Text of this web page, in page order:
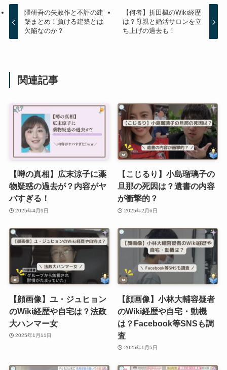
隈研吾の失敗作と不評の建
築まとめ！負ける建築とは
欠陥なのか？
【何者】折田楓のWiki経歴
は？母親と婚活サロンを立
ち上げの過去も！
関連記事
【噂の真相】広末涼子に薬
物疑惑の過去が？内容がヤ
バすぎる！
2025年4月9日
【こじるり】小島瑠璃子の
旦那の死因は？遺書の内容
が衝撃的？
2025年2月6日
【顔画像】ユ・ジュヒョン
のWiki経歴や自宅は？法政
大ハンマー女
2025年1月11日
【顔画像】小林大輔容疑者
のWiki経歴や自宅・動機
は？Facebook等SNSも調
査
2025年1月5日